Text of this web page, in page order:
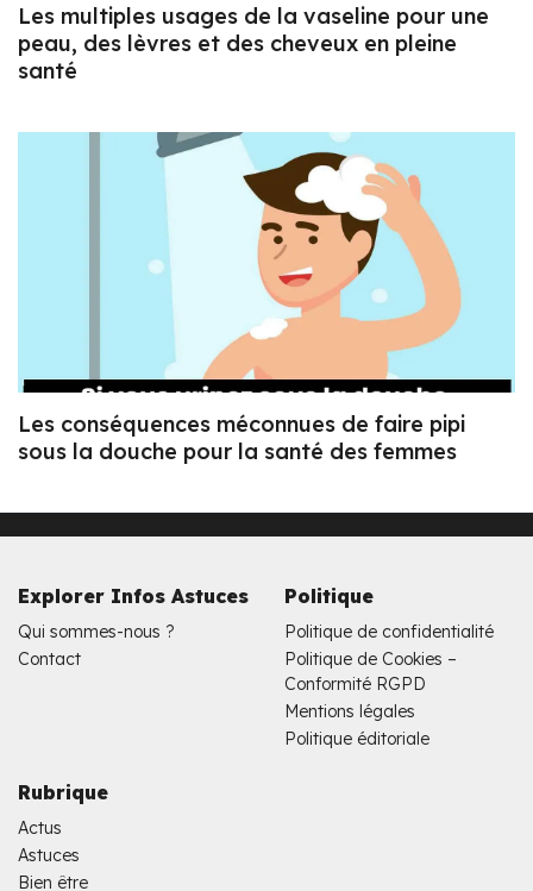
Les multiples usages de la vaseline pour une
peau, des lèvres et des cheveux en pleine
santé
Les conséquences méconnues de faire pipi
sous la douche pour la santé des femmes
Explorer Infos Astuces
Qui sommes-nous ?
Contact
Politique
Politique de confidentialité
Politique de Cookies –
Conformité RGPD
Mentions légales
Politique éditoriale
Rubrique
Actus
Astuces
Bien être